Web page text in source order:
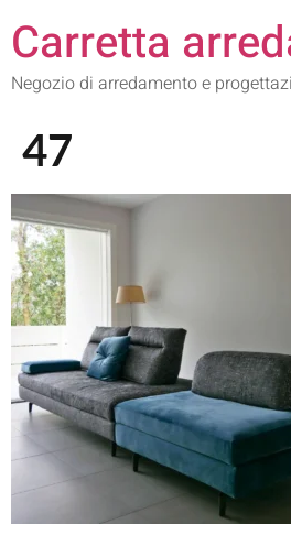
Carretta
Negozio di arredamento e
47